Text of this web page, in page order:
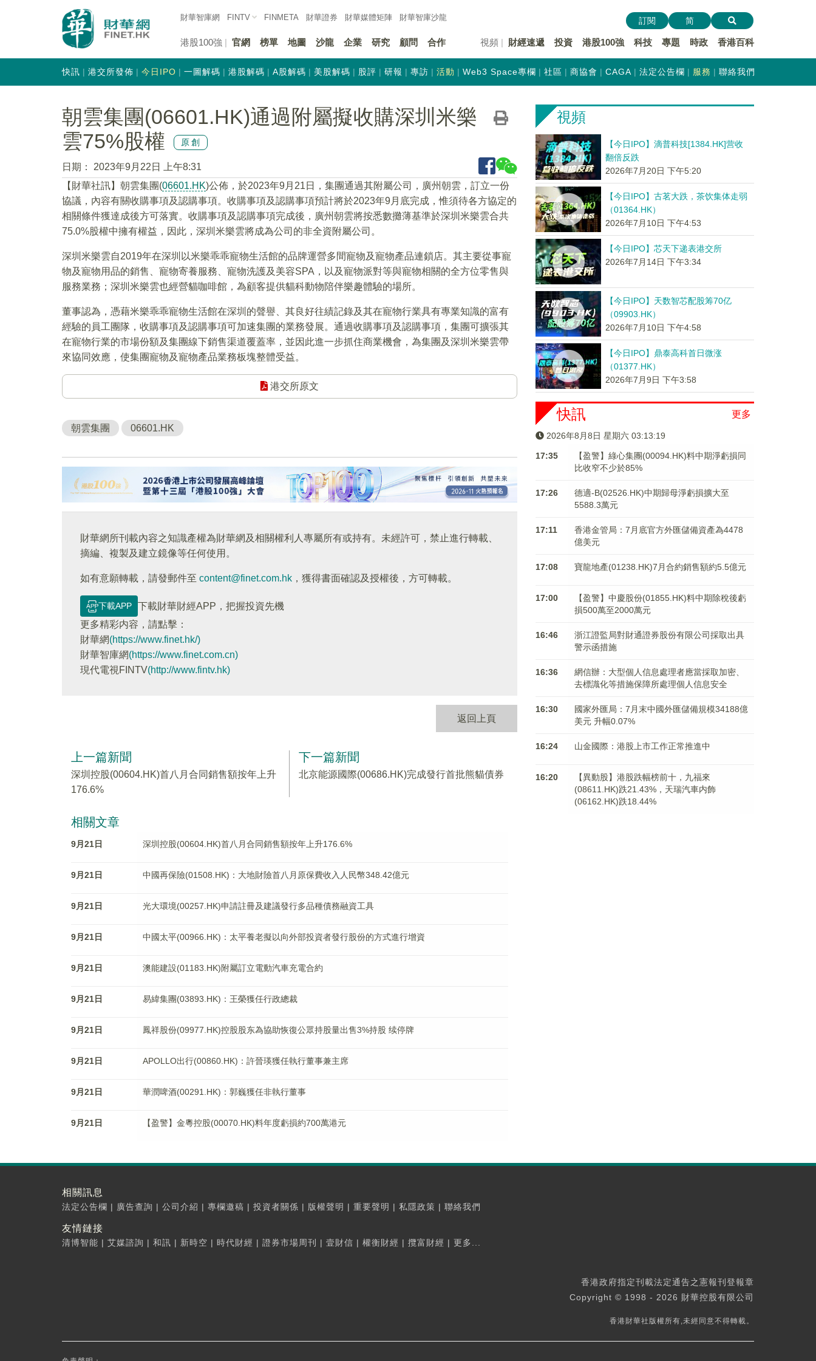
財華智庫網 FINTV FINMETA 財華證券 財華媒體矩陣 財華智庫沙龍
港股100強 官網 榜單 地圖 沙龍 企業 研究 顧問 合作 視頻 財經速遞 投資 港股100強 科技 專題 時政 香港百科
訂閱 简
快訊 港交所發佈 今日IPO 一圖解碼 港股解碼 A股解碼 美股解碼 股評 研報 專訪 活動 Web3 Space專欄 社區 商協會 CAGA 法定公告欄 服務 聯絡我們
朝雲集團(06601.HK)通過附屬擬收購深圳米樂
雲75%股權
原創
日期：
2023年9月22日 上午8:31
【財華社訊】朝雲集團(06601.HK)公佈，於2023年9月21日，集團通過其附屬公司，廣州朝雲，訂立一份
協議，內容有關收購事項及認購事項。收購事項及認購事項預計將於2023年9月底完成，惟須待各方協定的
相關條件獲達成後方可落實。收購事項及認購事項完成後，廣州朝雲將按悉數攤薄基準於深圳米樂雲合共
75.0%股權中擁有權益，因此，深圳米樂雲將成為公司的非全資附屬公司。
深圳米樂雲自2019年在深圳以米樂乖乖寵物生活館的品牌運營多間寵物及寵物產品連鎖店。其主要從事寵
物及寵物用品的銷售、寵物寄養服務、寵物洗護及美容SPA，以及寵物派對等與寵物相關的全方位零售與
服務業務；深圳米樂雲也經營貓咖啡館，為顧客提供貓科動物陪伴樂趣體驗的場所。
董事認為，憑藉米樂乖乖寵物生活館在深圳的聲譽、其良好往績記錄及其在寵物行業具有專業知識的富有
經驗的員工團隊，收購事項及認購事項可加速集團的業務發展。通過收購事項及認購事項，集團可擴張其
在寵物行業的市場份額及集團線下銷售渠道覆蓋率，並因此進一步抓住商業機會，為集團及深圳米樂雲帶
來協同效應，使集團寵物及寵物產品業務板塊整體受益。
港交所原文
朝雲集團 06601.HK
財華網所刊載內容之知識產權為財華網及相關權利人專屬所有或持有。未經許可，禁止進行轉載、
摘編、複製及建立鏡像等任何使用。
如有意願轉載，請發郵件至 content@finet.com.hk ，獲得書面確認及授權後，方可轉載。
下載APP
下載財華財經APP，把握投資先機
更多精彩内容，請點擊：
財華網(https://www.finet.hk/)
財華智庫網(https://www.finet.com.cn)
現代電視FINTV(http://www.fintv.hk)
返回上頁
上一篇新聞
深圳控股(00604.HK)首八月合同銷售額按年上升
176.6%
下一篇新聞
北京能源國際(00686.HK)完成發行首批熊貓債券
相關文章
9月21日 深圳控股(00604.HK)首八月合同銷售額按年上升176.6%
9月21日 中國再保險(01508.HK)：大地財險首八月原保費收入人民幣348.42億元
9月21日 光大環境(00257.HK)申請註冊及建議發行多品種債務融資工具
9月21日 中國太平(00966.HK)：太平養老擬以向外部投資者發行股份的方式進行增資
9月21日 澳能建設(01183.HK)附屬訂立電動汽車充電合約
9月21日 易緯集團(03893.HK)：王榮獲任行政總裁
9月21日 鳳祥股份(09977.HK)控股股东為協助恢復公眾持股量出售3%持股 续停牌
9月21日 APOLLO出行(00860.HK)：許晉瑛獲任執行董事兼主席
9月21日 華潤啤酒(00291.HK)：郭巍獲任非執行董事
9月21日 【盈警】金粵控股(00070.HK)料年度虧損約700萬港元
視頻
【今日IPO】滴普科技[1384.HK]营收
翻倍反跌
2026年7月20日 下午5:20
【今日IPO】古茗大跌，茶饮集体走弱
（01364.HK）
2026年7月10日 下午4:53
【今日IPO】芯天下递表港交所
2026年7月14日 下午3:34
【今日IPO】天数智芯配股筹70亿
（09903.HK）
2026年7月10日 下午4:58
【今日IPO】鼎泰高科首日微涨
（01377.HK）
2026年7月9日 下午3:58
更多
快訊
2026年8月8日 星期六 03:13:19
17:35
【盈警】綠心集團(00094.HK)料中期淨虧損同
比收窄不少於85%
17:26
德適-B(02526.HK)中期歸母淨虧損擴大至
5588.3萬元
17:11
香港金管局：7月底官方外匯儲備資產為4478
億美元
17:08 寶龍地產(01238.HK)7月合約銷售額約5.5億元
17:00
【盈警】中慶股份(01855.HK)料中期除稅後虧
損500萬至2000萬元
16:46
浙江證監局對財通證券股份有限公司採取出具
警示函措施
16:36
網信辦：大型個人信息處理者應當採取加密、
去標識化等措施保障所處理個人信息安全
16:30
國家外匯局：7月末中國外匯儲備規模34188億
美元 升幅0.07%
16:24 山金國際：港股上市工作正常推進中
16:20
【異動股】港股跌幅榜前十，九福來
(08611.HK)跌21.43%，天瑞汽車内飾
(06162.HK)跌18.44%
相關訊息
法定公告欄 | 廣告查詢 | 公司介紹 | 專欄邀稿 | 投資者關係 | 版權聲明 | 重要聲明 | 私隱政策 | 聯絡我們
友情鏈接
清博智能 | 艾媒諮詢 | 和訊 | 新時空 | 時代財經 | 證券市場周刊 | 壹財信 | 權衡財經 | 攬富財經 | 更多...
香港政府指定刊載法定通告之憲報刊登報章
Copyright © 1998 - 2026 財華控股有限公司
香港財華社版權所有,未經同意不得轉載。